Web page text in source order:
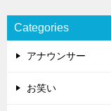
Categories
アナウンサー
お笑い